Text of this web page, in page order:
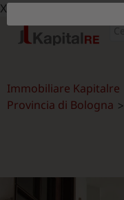
X
Immobiliare Kapitalre
Provincia di Bologna >